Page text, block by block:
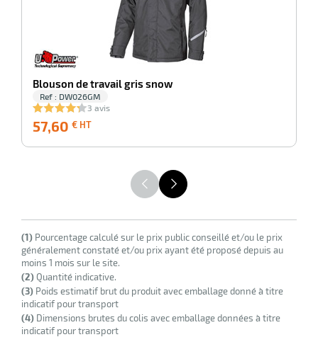
Blouson de travail gris snow
Ref : DW026GM
3 avis
57,60 € HT
HT
(1) Pourcentage calculé sur le prix public conseillé et/ou le prix
généralement constaté et/ou prix ayant été proposé depuis au
moins 1 mois sur le site.
(2)Quantité indicative.
(3) Poids estimatif brut du produit avec emballage donné à titre
indicatif pour transport
(4) Dimensions brutes du colis avec emballage données à titre
indicatif pour transport